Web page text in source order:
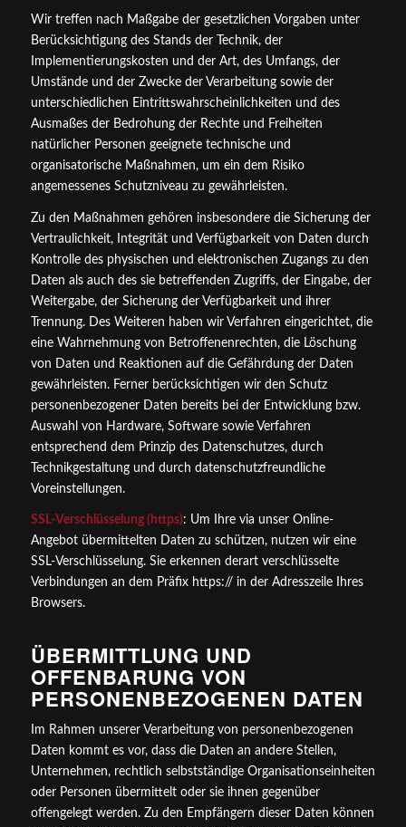
Wir treffen nach Maßgabe der gesetzlichen Vorgaben unter
Berücksichtigung des Stands der Technik, der
Implementierungskosten und der Art, des Umfangs, der
Umstände und der Zwecke der Verarbeitung sowie der
unterschiedlichen Eintrittswahrscheinlichkeiten und des
Ausmaßes der Bedrohung der Rechte und Freiheiten
natürlicher Personen geeignete technische und
organisatorische Maßnahmen, um ein dem Risiko
angemessenes Schutzniveau zu gewährleisten.
Zu den Maßnahmen gehören insbesondere die Sicherung der
Vertraulichkeit, Integrität und Verfügbarkeit von Daten durch
Kontrolle des physischen und elektronischen Zugangs zu den
Daten als auch des sie betreffenden Zugriffs, der Eingabe, der
Weitergabe, der Sicherung der Verfügbarkeit und ihrer
Trennung. Des Weiteren haben wir Verfahren eingerichtet, die
eine Wahrnehmung von Betroffenenrechten, die Löschung
von Daten und Reaktionen auf die Gefährdung der Daten
gewährleisten. Ferner berücksichtigen wir den Schutz
personenbezogener Daten bereits bei der Entwicklung bzw.
Auswahl von Hardware, Software sowie Verfahren
entsprechend dem Prinzip des Datenschutzes, durch
Technikgestaltung und durch datenschutzfreundliche
Voreinstellungen.
SSL-Verschlüsselung (https): Um Ihre via unser Online-
Angebot übermittelten Daten zu schützen, nutzen wir eine
SSL-Verschlüsselung. Sie erkennen derart verschlüsselte
Verbindungen an dem Präfix https:// in der Adresszeile Ihres
Browsers.
ÜBERMITTLUNG UND
OFFENBARUNG VON
PERSONENBEZOGENEN DATEN
Im Rahmen unserer Verarbeitung von personenbezogenen
Daten kommt es vor, dass die Daten an andere Stellen,
Unternehmen, rechtlich selbstständige Organisationseinheiten
oder Personen übermittelt oder sie ihnen gegenüber
offengelegt werden. Zu den Empfängern dieser Daten können